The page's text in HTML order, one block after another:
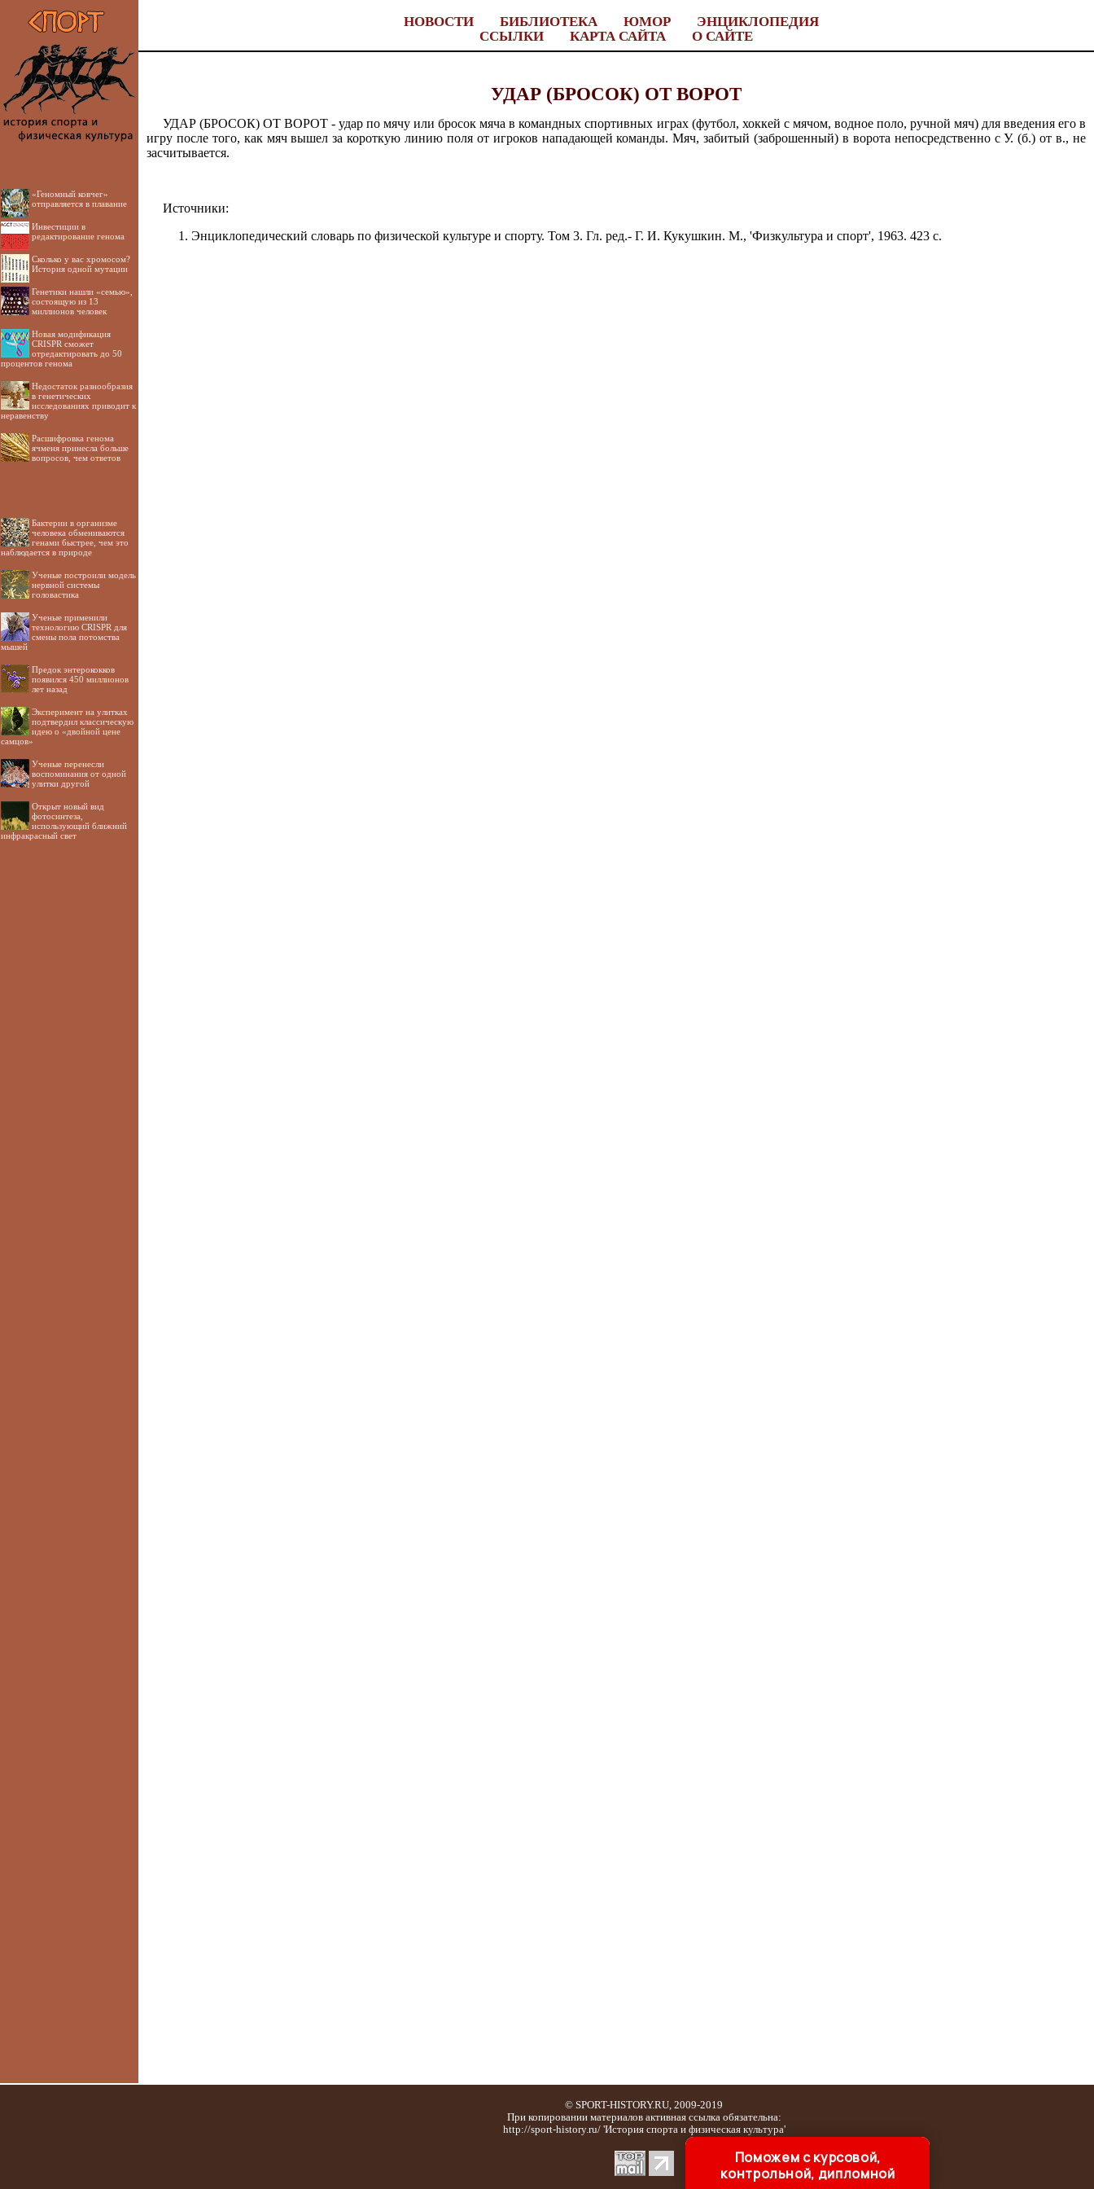
«Геномный ковчег»
отправляется в плавание
Инвестиции в
редактирование генома
Сколько у вас хромосом?
История одной мутации
Генетики нашли «семью»,
состоящую из 13
миллионов человек
Новая модификация
CRISPR сможет
отредактировать до 50
процентов генома
Недостаток разнообразия
в генетических
исследованиях приводит к
неравенству
Расшифровка генома
ячменя принесла больше
вопросов, чем ответов
Бактерии в организме
человека обмениваются
генами быстрее, чем это
наблюдается в природе
Ученые построили модель
нервной системы
головастика
Ученые применили
технологию CRISPR для
смены пола потомства
мышей
Предок энтерококков
появился 450 миллионов
лет назад
Эксперимент на улитках
подтвердил классическую
идею о «двойной цене
самцов»
Ученые перенесли
воспоминания от одной
улитки другой
Открыт новый вид
фотосинтеза,
использующий ближний
инфракрасный свет
НОВОСТИ БИБЛИОТЕКА ЮМОР
ЭНЦИКЛОПЕДИЯ
ССЫЛКИ
КАРТА САЙТА О САЙТЕ
УДАР (БРОСОК) ОТ ВОРОТ
УДАР (БРОСОК) ОТ ВОРОТ - удар по мячу или бросок мяча в командных спортивных играх (футбол, хоккей с мячом, водное поло, ручной мяч) для введения его в
игру после того, как мяч вышел за короткую линию поля от игроков нападающей команды. Мяч, забитый (заброшенный) в ворота непосредственно с У. (б.) от в., не
засчитывается.
Источники:
Энциклопедический словарь по физической культуре и спорту. Том 3. Гл. ред.- Г. И. Кукушкин. М., 'Физкультура и спорт', 1963. 423 с.
© SPORT-HISTORY.RU, 2009-2019
При копировании материалов активная ссылка обязательна:
http://sport-history.ru/ 'История спорта и физическая культура'
Поможем с курсовой,
контрольной, дипломной